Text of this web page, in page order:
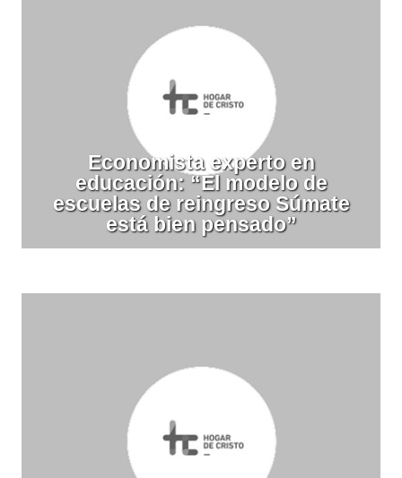
Economista experto en
educación: “El modelo de
escuelas de reingreso Súmate
está bien pensado”